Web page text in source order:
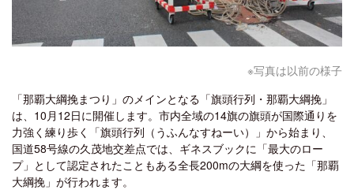
※写真は以前の様子
「那覇大綱挽まつり」のメインとなる「旗頭行列・那覇大綱挽」
は、10月12日に開催します。市内全域の14旗の旗頭が国際通りを
力強く練り歩く「旗頭行列（うふんなすねーい）」から始まり、
国道58号線の久茂地交差点では、ギネスブックに「最大のロー
プ」として認定されたこともある全長200mの大綱を使った「那覇
大綱挽」が行われます。